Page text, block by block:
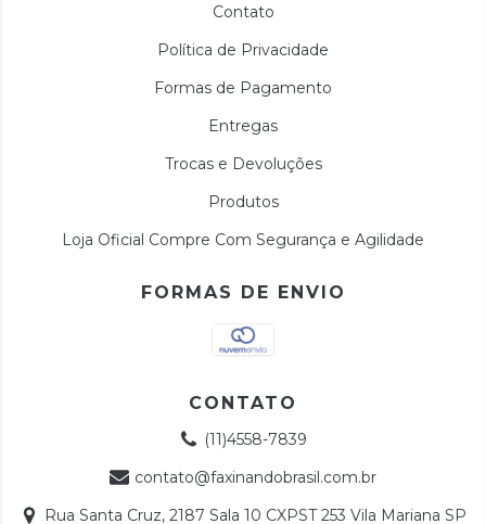
Contato
Política de Privacidade
Formas de Pagamento
Entregas
Trocas e Devoluções
Produtos
Loja Oficial Compre Com Segurança e Agilidade
FORMAS DE ENVIO
CONTATO
(11)4558-7839
contato@faxinandobrasil.com.br
Rua Santa Cruz, 2187 Sala 10 CXPST 253 Vila Mariana SP